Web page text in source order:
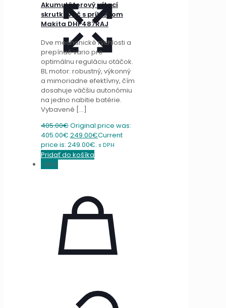
Akumulátorový vŕtací
skrutkovač s príklepom
Makita DHP487RAJ
Dve mechanické rýchlosti a
prepínač vario pre
optimálnu reguláciu otáčok.
BL motor: robustný, výkonný
a mimoriadne efektívny, čím
dosahuje väčšiu autonómiu
na jedno nabitie batérie.
Vybavené […]
405.00€Original price was:
405.00€.249.00€Current
price is: 249.00€. s DPH
Pridať do košíka
-26%